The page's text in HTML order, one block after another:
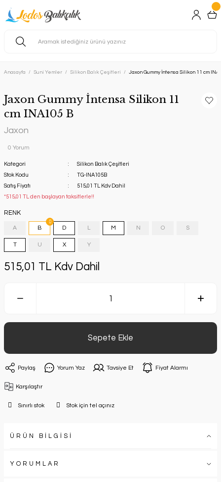
Anasayfa Suni Yemler Silikon Balık Çeşitleri Jaxon Gummy İntensa Silikon 11 cm
Jaxon Gummy İntensa Silikon 11
cm INA105 B
Jaxon
0 Yorum
Kategori
Silikon Balık Çeşitleri
Stok Kodu
TG-INA105B
Satış Fiyatı
515,01 TL Kdv Dahil
*515,01 TL den başlayan taksitlerle!!
RENK
A B D L M N O S
T U X Y
515,01 TL Kdv Dahil
Sepete Ekle
Paylaş Yorum Yaz Tavsiye Et Fiyat Alarmı
Karşılaştır
Sınırlı stok Stok için tel açınız
ÜRÜN BİLGİSİ
YORUMLAR